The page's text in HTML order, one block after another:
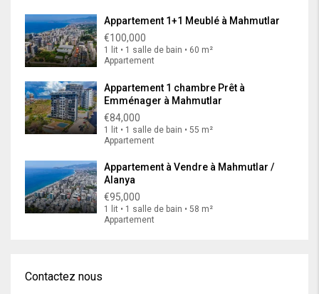
Appartement 1+1 Meublé à Mahmutlar
€100,000
1 lit • 1 salle de bain • 60 m²
Appartement
Appartement 1 chambre Prêt à
Emménager à Mahmutlar
€84,000
1 lit • 1 salle de bain • 55 m²
Appartement
Appartement à Vendre à Mahmutlar /
Alanya
€95,000
1 lit • 1 salle de bain • 58 m²
Appartement
Contactez nous